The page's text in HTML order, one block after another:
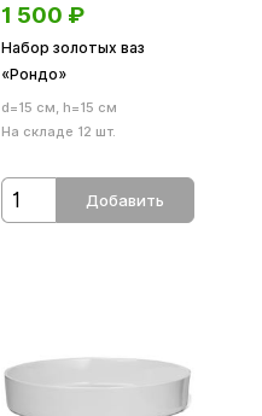
1 500 ₽
Набор золотых ваз
«Рондо»
d=15 см, h=15 см
На складе 12 шт.
Добавить